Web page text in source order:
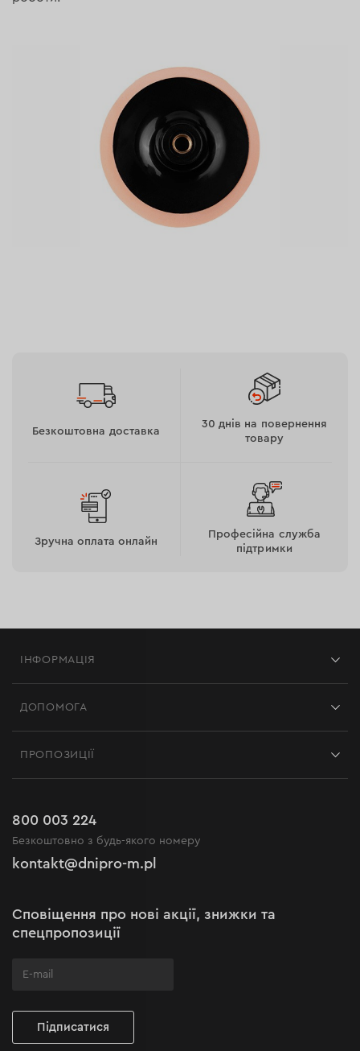
зручну роботу з нерівностями. Він оснащений
класичним кріпленням, яке надійно закріплює його до
основи за допомогою різьблення М14.
Безкоштовна доставка
30 днів на повернення
товару
Зручна оплата онлайн
Професійна служба
підтримки
ІНФОРМАЦІЯ
Регламент інтернет-магазину
Політика конфіденційності
ДОПОМОГА
Гарантія та сервіс
Рекламації та скарги
Налаштування cookies
Поширені запитання
ПРОПОЗИЦІЇ
Новинки
800 003 224
Безкоштовно з будь-якого номеру
kontakt@dnipro-m.pl
Сповіщення про нові акції, знижки та
спецпропозиції
Підписатися